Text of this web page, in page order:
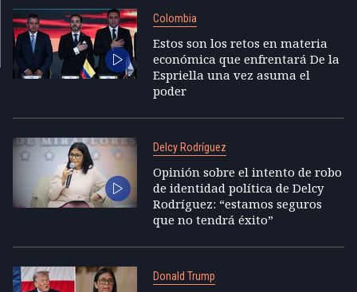
Colombia
Estos son los retos en materia
económica que enfrentará De la
Espriella una vez asuma el
poder
Delcy Rodríguez
Opinión sobre el intento de robo
de identidad política de Delcy
Rodríguez: “estamos seguros
que no tendrá éxito”
Donald Trump